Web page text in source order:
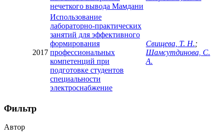
нечеткого вывода Мамдани
2017
Использование
лабораторно-практических
занятий для эффективного
формирования
профессиональных
компетенций при
подготовке студентов
специальности
электроснабжение
Свищева, Т. Н.;
Шамсутдинова, С.
А.
Фильтр
Автор